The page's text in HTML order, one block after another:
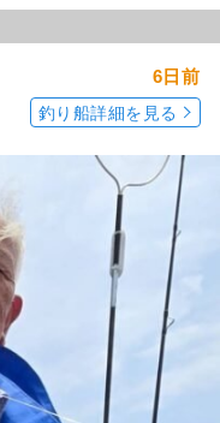
6日前
釣り船詳細を見る